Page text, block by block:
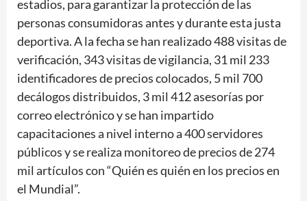
estadios, para garantizar la protección de las
personas consumidoras antes y durante esta justa
deportiva. A la fecha se han realizado 488 visitas de
verificación, 343 visitas de vigilancia, 31 mil 233
identificadores de precios colocados, 5 mil 700
decálogos distribuidos, 3 mil 412 asesorías por
correo electrónico y se han impartido
capacitaciones a nivel interno a 400 servidores
públicos y se realiza monitoreo de precios de 274
mil artículos con “Quién es quién en los precios en
el Mundial”.